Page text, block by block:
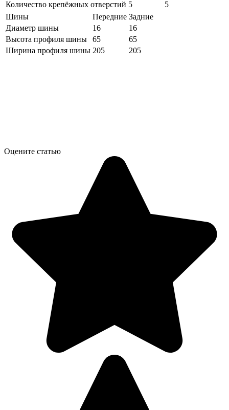
Количество крепёжных отверстий 5
5
Шины
Передние Задние
Диаметр шины
16
16
Высота профиля шины
65
65
Ширина профиля шины 205 205
Оцените статью